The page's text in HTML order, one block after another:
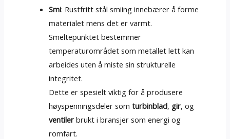
Smi: Rustfritt stål smiing innebærer å forme
materialet mens det er varmt.
Smeltepunktet bestemmer
temperaturområdet som metallet lett kan
arbeides uten å miste sin strukturelle
integritet.
Dette er spesielt viktig for å produsere
høyspenningsdeler somturbinblad, gir, og
ventiler brukt i bransjer som energi og
romfart.